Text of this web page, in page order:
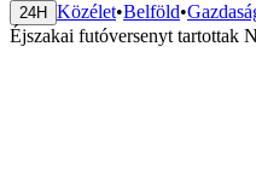
24H Közélet•Belföld•
Éjszakai futóversenyt tartottak